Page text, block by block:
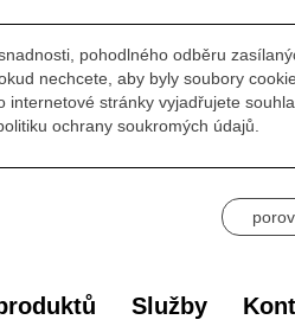
pohodlného odběru
nechcete, aby byly soubory
stránky vyjadřujete
ochrany soukromých údajů.
Služby